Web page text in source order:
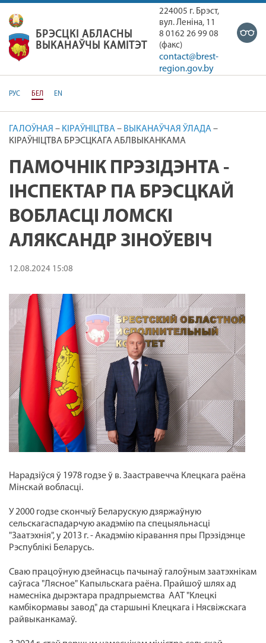
БРЭСЦКІ АБЛАСНЫ ВЫКАНАЎЧЫ
БРЭСЦКІ АБЛАСНЫ
ВЫКАНАЎЧЫ КАМІТЭТ
224005 г. Брэст,
вул. Ленiна, 11
8 0162 26 99 08
(факс)
contact@brest-
region.gov.by
РУС БЕЛ EN
ГАЛОЎНАЯ – КІРАЎНІЦТВА– ВЫКАНАЎЧАЯ ЎЛАДА–
КІРАЎНІЦТВА БРЭСЦКАГА АБЛВЫКАНКАМА
ПАМОЧНІК ПРЭЗІДЭНТА -
ІНСПЕКТАР ПА БРЭСЦКАЙ
ВОБЛАСЦІ ЛОМСКІ
АЛЯКСАНДР ЗІНОЎЕВІЧ
12.08.2024 15:08
Нарадзіўся ў 1978 годзе ў в. Заастравечча Клецкага раёна
Мінскай вобласці.
У 2000 годзе скончыў Беларускую дзяржаўную
сельскагаспадарчую акадэмію па спецыяльнасці
"Заатэхнія", у 2013 г. - Акадэмію кіравання пры Прэзідэнце
Рэспублікі Беларусь.
Сваю працоўную дзейнасць пачынаў галоўным заатэхнікам
саўгаса "Лясное" Капыльскага раёна. Прайшоў шлях ад
намесніка дырэктара прадпрыемства ААТ "Клецкі
камбікормавы завод" да старшыні Клецкага і Нясвіжскага
райвыканкамаў.